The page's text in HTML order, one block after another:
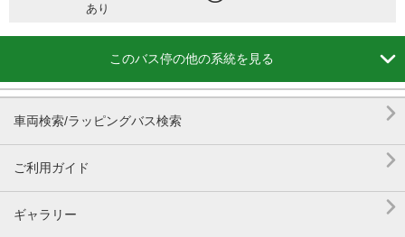
あり
このバス停の他の系統を見る 
車両検索/ラッピングバス検索 
ご利用ガイド 
ギャラリー 